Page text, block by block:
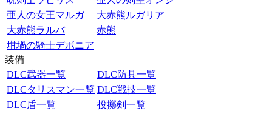
亜人の女王マルガ
大赤熊ルガリア
大赤熊ラルバ
赤熊
坩堝の騎士デボニア
装備
DLC武器一覧
DLC防具一覧
DLCタリスマン一覧 DLC戦技一覧
DLC盾一覧
投擲剣一覧